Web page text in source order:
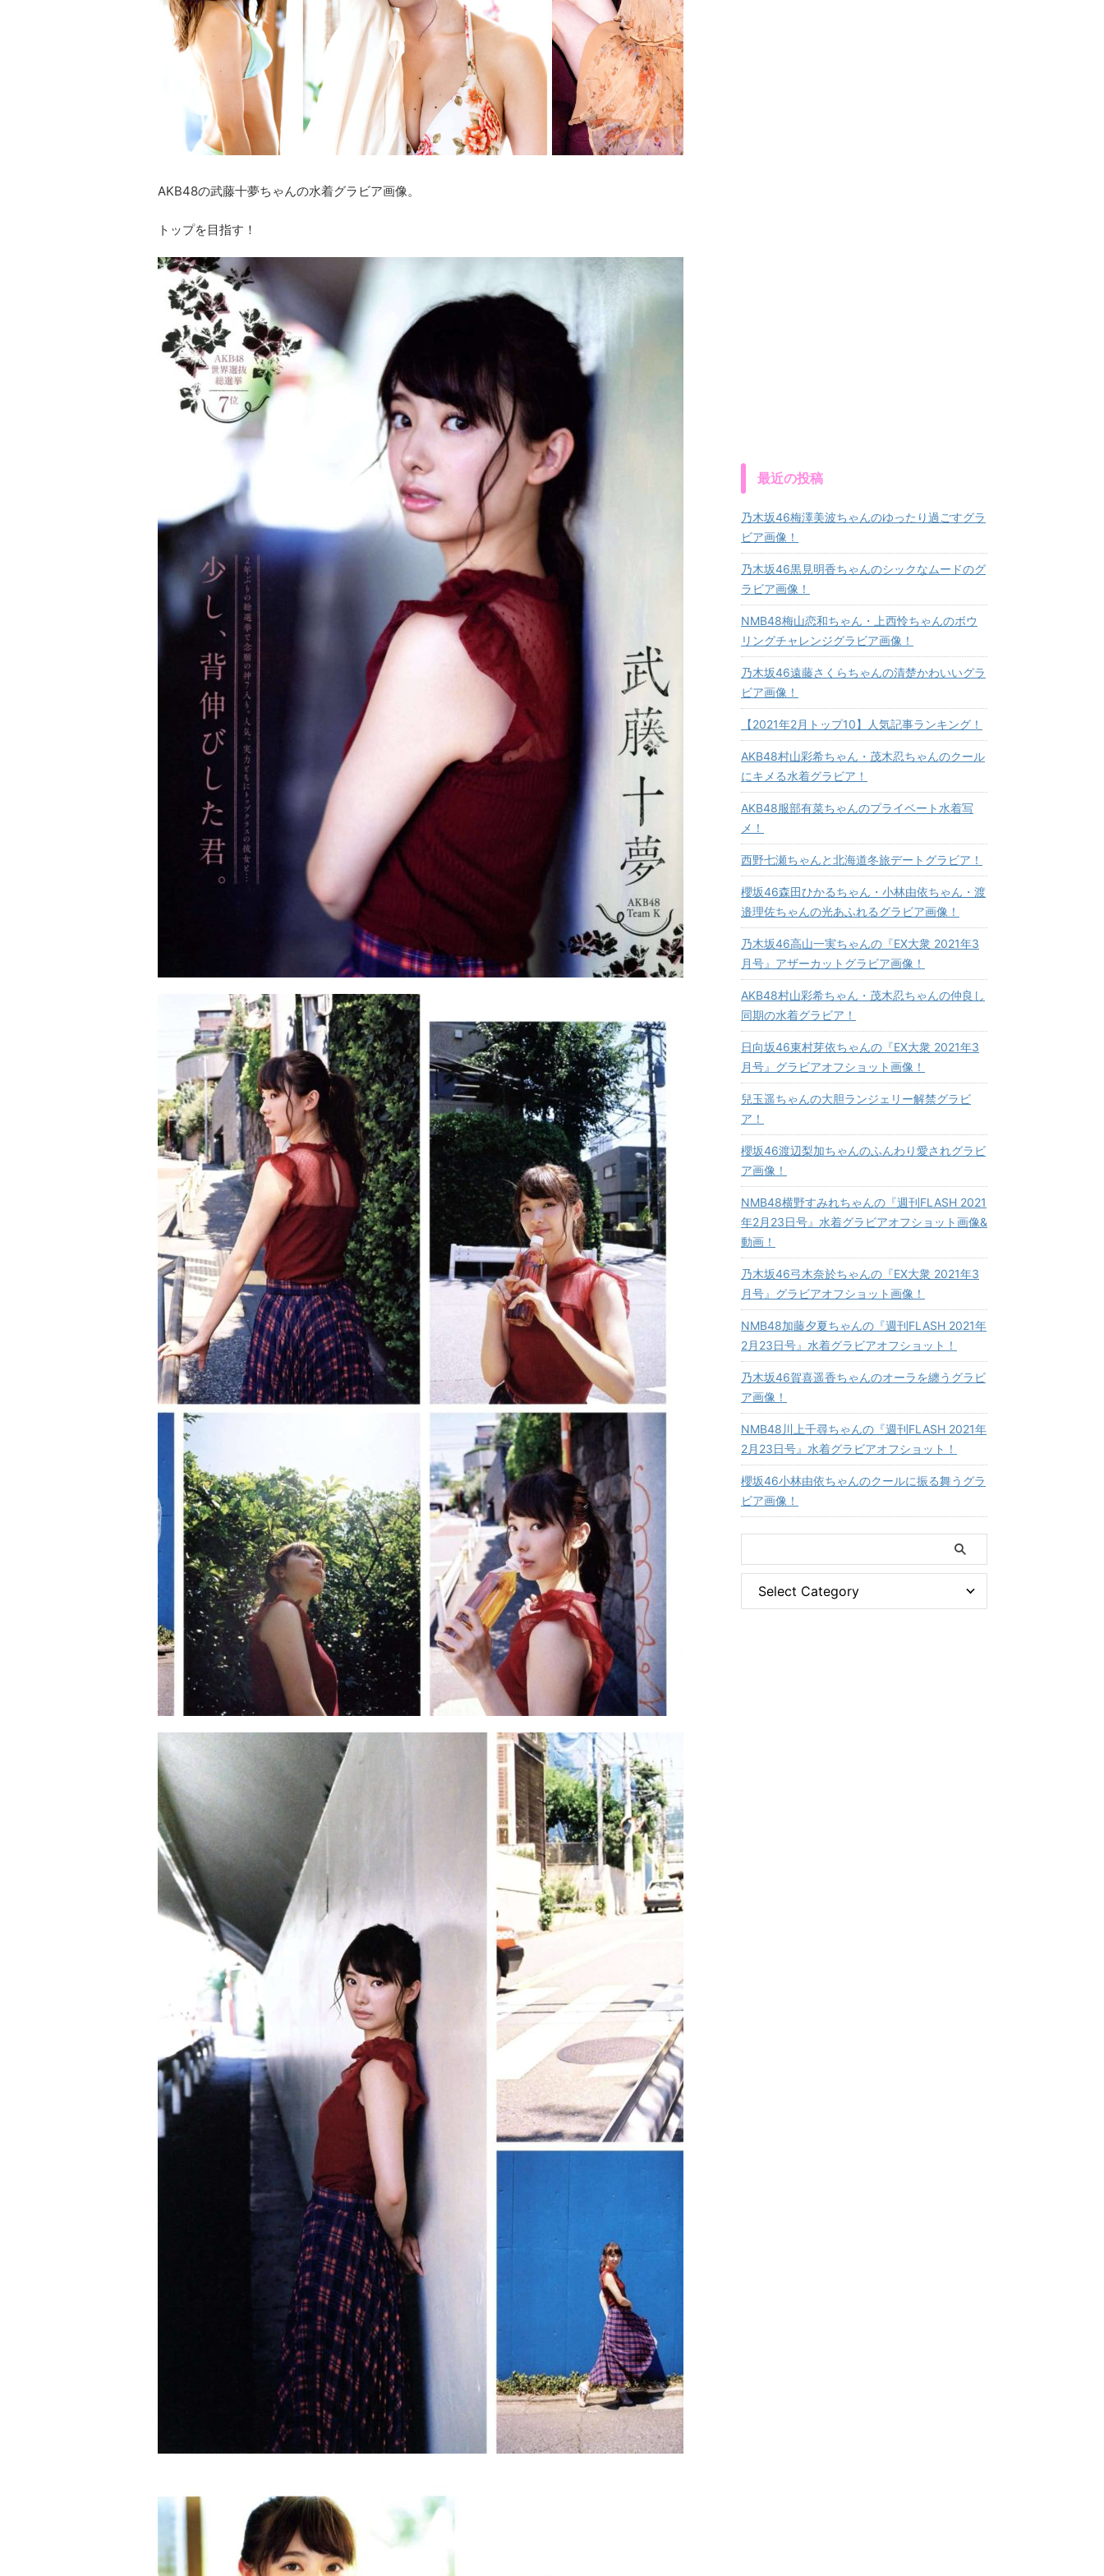
AKB48の武藤十夢ちゃんの水着グラビア画像。
トップを目指す！
最近の投稿
乃木坂46梅澤美波ちゃんのゆったり過ごすグラ
ビア画像！
乃木坂46黒見明香ちゃんのシックなムードのグ
ラビア画像！
NMB48梅山恋和ちゃん・上西怜ちゃんのボウ
リングチャレンジグラビア画像！
乃木坂46遠藤さくらちゃんの清楚かわいいグラ
ビア画像！
【2021年2月トップ10】人気記事ランキング！
AKB48村山彩希ちゃん・茂木忍ちゃんのクール
にキメる水着グラビア！
AKB48服部有菜ちゃんのプライベート水着写
メ！
西野七瀬ちゃんと北海道冬旅デートグラビア！
櫻坂46森田ひかるちゃん・小林由依ちゃん・渡
邉理佐ちゃんの光あふれるグラビア画像！
乃木坂46高山一実ちゃんの『EX大衆 2021年3
月号』アザーカットグラビア画像！
AKB48村山彩希ちゃん・茂木忍ちゃんの仲良し
同期の水着グラビア！
日向坂46東村芽依ちゃんの『EX大衆 2021年3
月号』グラビアオフショット画像！
兒玉遥ちゃんの大胆ランジェリー解禁グラビ
ア！
櫻坂46渡辺梨加ちゃんのふんわり愛されグラビ
ア画像！
NMB48横野すみれちゃんの『週刊FLASH 2021
年2月23日号』水着グラビアオフショット画像&
動画！
乃木坂46弓木奈於ちゃんの『EX大衆 2021年3
月号』グラビアオフショット画像！
NMB48加藤夕夏ちゃんの『週刊FLASH 2021年
2月23日号』水着グラビアオフショット！
乃木坂46賀喜遥香ちゃんのオーラを纏うグラビ
ア画像！
NMB48川上千尋ちゃんの『週刊FLASH 2021年
2月23日号』水着グラビアオフショット！
櫻坂46小林由依ちゃんのクールに振る舞うグラ
ビア画像！